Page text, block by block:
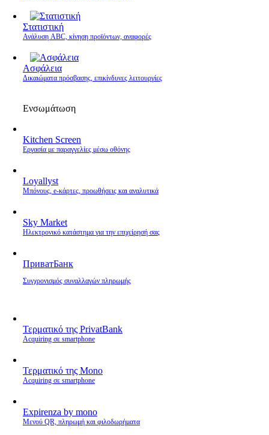
Στατιστική
Ανάλυση ABC, κίνηση προϊόντων, αναφορές
Ασφάλεια
Δικαιώματα πρόσβασης, επικίνδυνες λειτουργίες
Ενσωμάτωση
Kitchen Screen
Εργασία με παραγγελίες μέσω οθόνης
Loyallyst
Μπόνους, e‑κάρτες, προωθήσεις και αναλυτικά
Sky Market
Ηλεκτρονικό κατάστημα για την επιχείρησή σας
ПриватБанк
Συγχρονισμός συναλλαγών πληρωμής
Τερματικό της PrivatBank
Acquiring σε smartphone
Τερματικό της Mono
Acquiring σε smartphone
Expirenza by mono
Μενού QR, πληρωμή και φιλοδωρήματα